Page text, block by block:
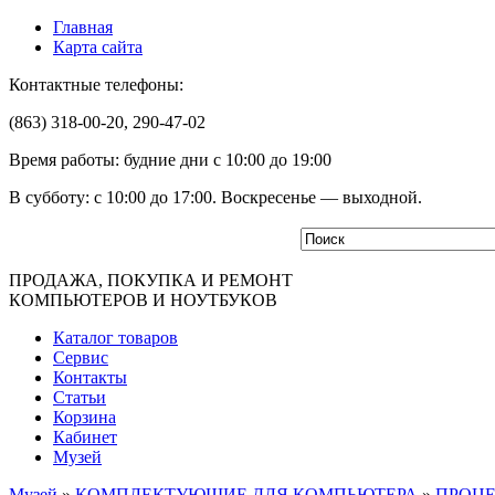
Главная
Карта сайта
Контактные телефоны:
(863) 318-00-20, 290-47-02
Время работы: будние дни с 10:00 до 19:00
В субботу: с 10:00 до 17:00. Воскресенье — выходной.
ПРОДАЖА, ПОКУПКА И РЕМОНТ
КОМПЬЮТЕРОВ И НОУТБУКОВ
Каталог товаров
Сервис
Контакты
Статьи
Корзина
Кабинет
Музей